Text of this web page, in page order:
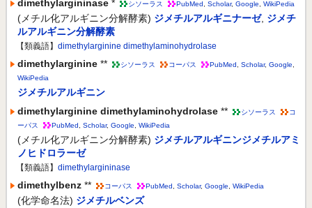
dimethylargininase * シソーラス PubMed Scholar, Google WikiPedia
(メチル化アルギニン分解酵素) ジメチルアルギニナーゼ, ジメチ
ルアルギニン分解酵素
【類義語】 dimethylarginine dimethylaminohydrolase
dimethylarginine ** シソーラス コーパス PubMed Scholar, Google
WikiPedia
ジメチルアルギニン
dimethylarginine dimethylaminohydrolase ** シソーラス
コ
ーパス
PubMed Scholar, Google WikiPedia
(メチル化アルギニン分解酵素) ジメチルアルギニンジメチルアミ
ノヒドロラーゼ
【類義語】 dimethylargininase
dimethylbenz ** コーパス PubMed Scholar, Google WikiPedia
(化学命名法) ジメチルベンズ